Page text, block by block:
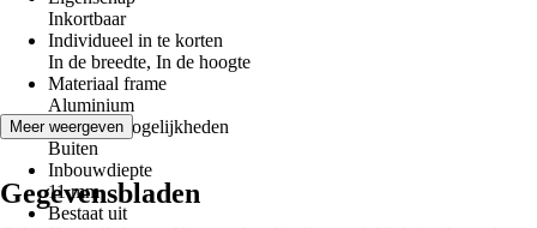
Inkortbaar
Individueel in te korten
In de breedte, In de hoogte
Materiaal frame
Aluminium
Gebruiksmogelijkheden
Buiten
Inbouwdiepte
11 mm
Bestaat uit
Meer weergeven
Gegevensbladen